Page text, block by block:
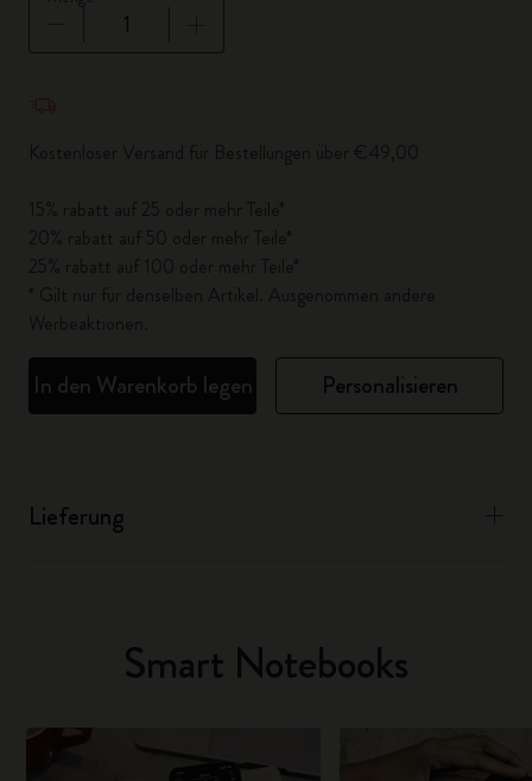
In den Warenkorb legen Personalisieren
Lieferung
Smart Notebooks